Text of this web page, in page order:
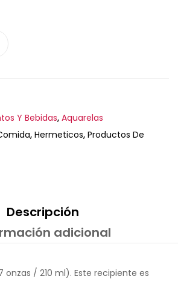
Y Bebidas, Aquarelas
, Hermeticos, Productos De
Descripción
adicional
onzas / 210 ml). Este recipiente es